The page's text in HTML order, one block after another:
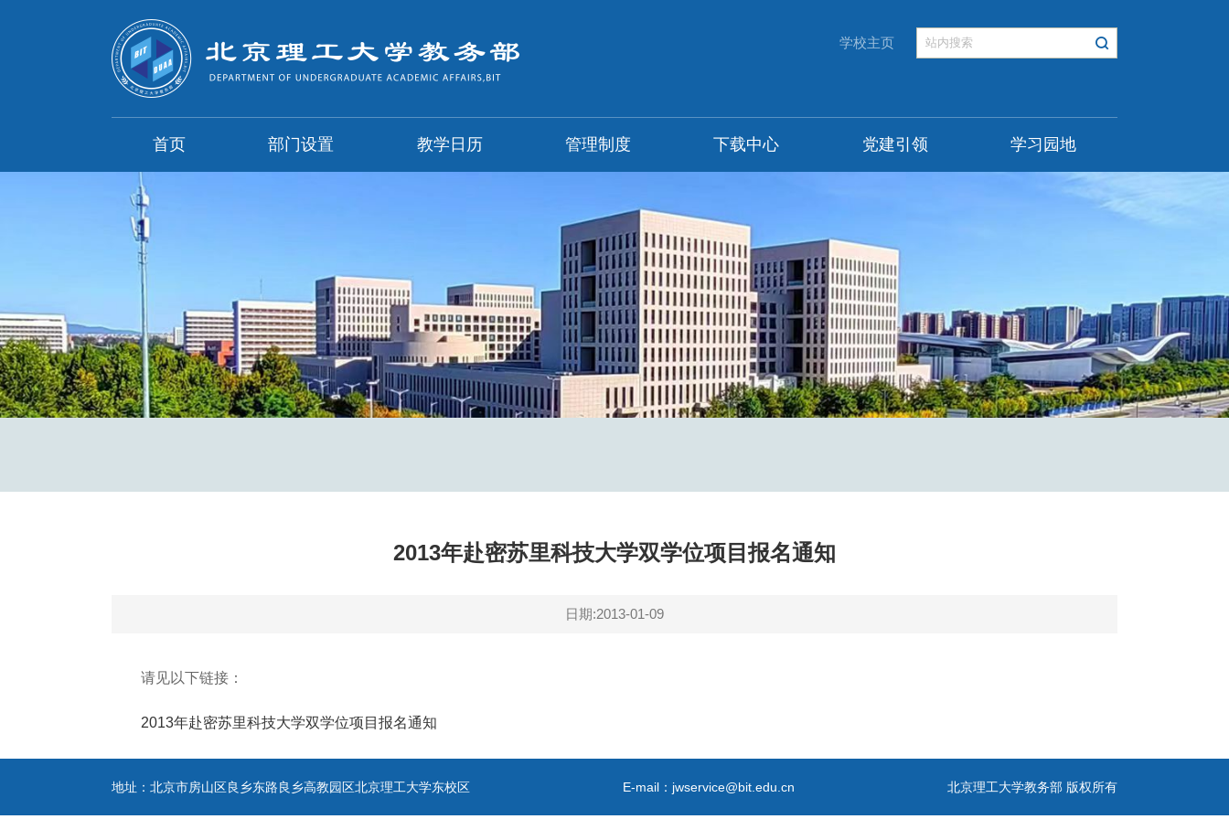
学校主页
首页 部门设置 教学日历 管理制度 下载中心 党建引领 学习园地
2013年赴密苏里科技大学双学位项目报名通知
日期:2013-01-09
请见以下链接：
2013年赴密苏里科技大学双学位项目报名通知
地址：北京市房山区良乡东路良乡高教园区北京理工大学东校区 E-mail：jwservice@bit.edu.cn 北京理工大学教务部 版权所有